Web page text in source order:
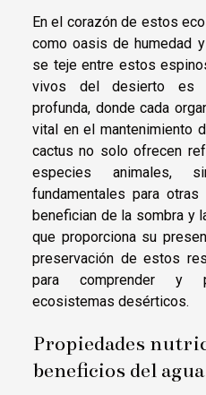
En el corazón de estos
como oasis de humedad
se teje entre estos
vivos del desierto es
profunda, donde cada
vital en el mantenimiento
cactus no solo ofrecen
especies animales,
fundamentales para
benefician de la sombra y
que proporciona su
preservación de estos
para comprender y
ecosistemas desérticos.
Propiedades
beneficios del